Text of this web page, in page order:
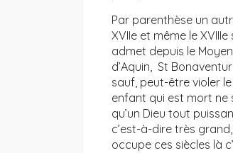
Par parenthèse un
XVIIe et même le
admet depuis le
d’Aquin, St
sauf, peut-être violer
enfant qui est mort ne
qu’un Dieu tout
c’est-à-dire très
occupe ces siècles là